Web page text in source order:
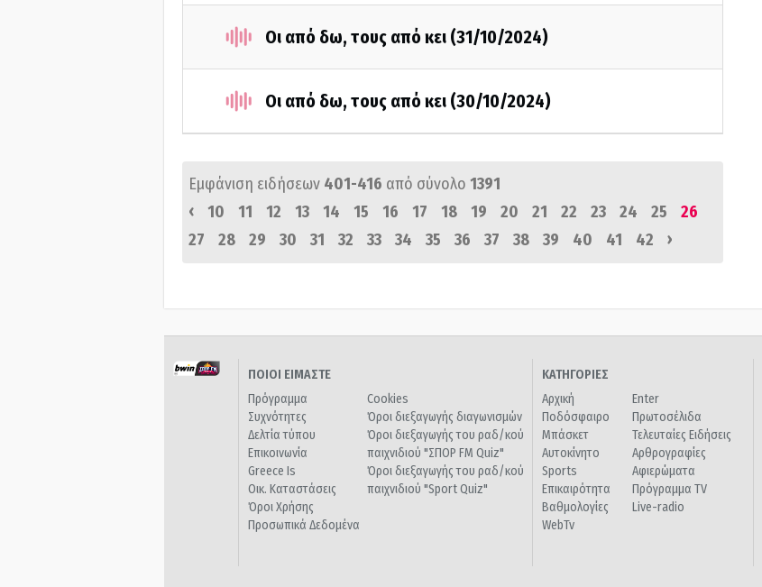
Οι από δω, τους από κει (31/10/2024)
Οι από δω, τους από κει (30/10/2024)
Εμφάνιση ειδήσεων 401-416 από σύνολο 1391
‹
10 11 12 13 14 15 16 17 18 19 20 21 22 23 24 25
26
27
28 29 30 31 32 33 34 35 36 37 38 39 40 41 42 ›
ΠΟΙΟΙ ΕΙΜΑΣΤΕ
Πρόγραμμα
Συχνότητες
Δελτία τύπου
Επικοινωνία
Greece Is
Οικ. Καταστάσεις
Όροι Χρήσης
Προσωπικά Δεδομένα
Cookies
Όροι διεξαγωγής διαγωνισμών
Όροι διεξαγωγής του ραδ/κού
παιχνιδιού "ΣΠΟΡ FM Quiz"
Όροι διεξαγωγής του ραδ/κού
παιχνιδιού "Sport Quiz"
ΚΑΤΗΓΟΡΙΕΣ
Αρχική
Ποδόσφαιρο
Μπάσκετ
Αυτοκίνητο
Sports
Επικαιρότητα
Βαθμολογίες
WebTv
Enter
Πρωτοσέλιδα
Τελευταίες Ειδήσεις
Αρθρογραφίες
Αφιερώματα
Πρόγραμμα TV
Live-radio